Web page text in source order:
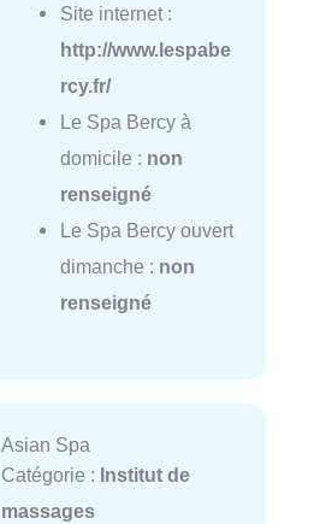
Site internet :
http://www.lespabe
rcy.fr/
Le Spa Bercy à
domicile : non
renseigné
Le Spa Bercy ouvert
dimanche : non
renseigné
Asian Spa
Catégorie : Institut de
massages